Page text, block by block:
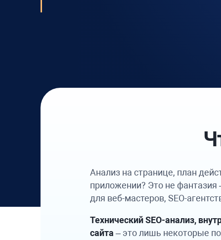
Анализ на странице, план
приложении? Это не
для веб-мастеров, SEO-
Технический SEO-анализ,
сайта – это лишь некоторые